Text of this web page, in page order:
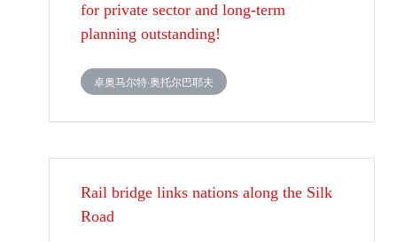
for private sector and long-term
planning outstanding!
卓奥马尔特·奥托尔巴耶夫
Rail bridge links nations along the Silk
Road